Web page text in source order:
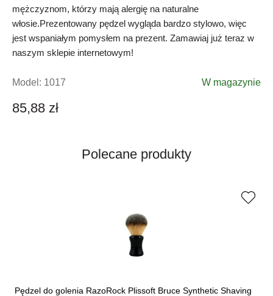
W magazynie
Model: 1017
85,88 zł
mężczyznom, którzy mają alergię na naturalne
włosie.Prezentowany pędzel wygląda bardzo stylowo, więc
jest wspaniałym pomysłem na prezent. Zamawiaj już teraz w
naszym sklepie internetowym!
Polecane produkty
Pędzel do golenia RazoRock Plissoft Bruce Synthetic Shaving